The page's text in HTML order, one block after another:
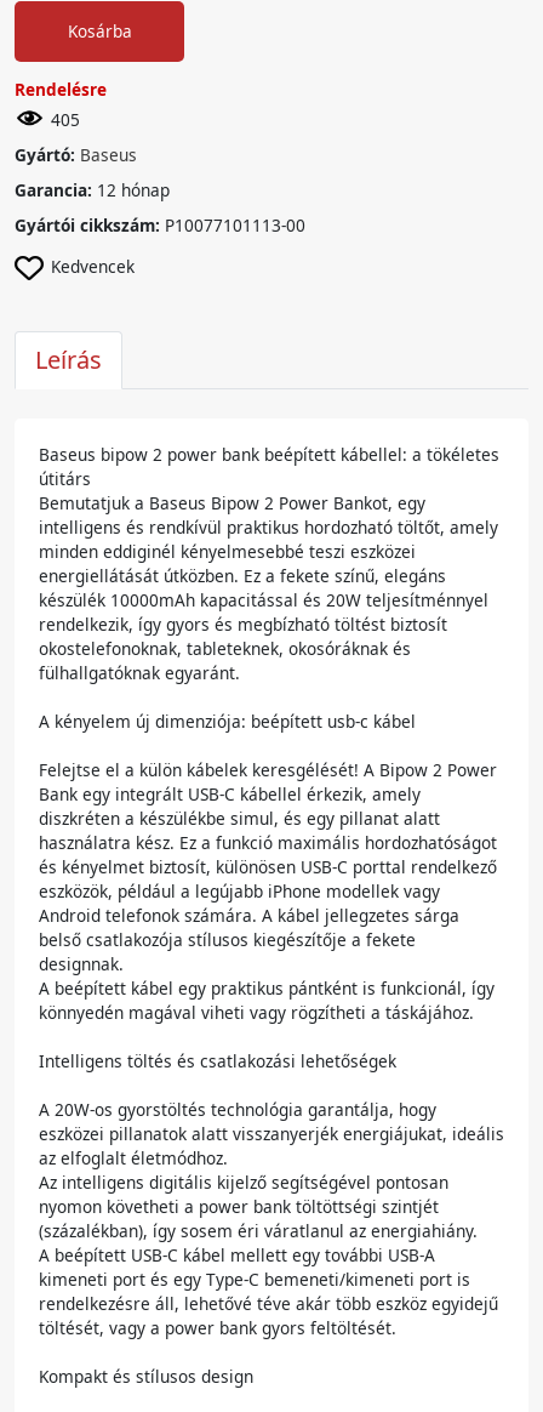
Kosárba
Rendelésre
405
Gyártó: Baseus
Garancia: 12 hónap
Gyártói cikkszám: P10077101113-00
Kedvencek
Leírás
Baseus bipow 2 power bank beépített kábellel: a tökéletes
útitárs
Bemutatjuk a Baseus Bipow 2 Power Bankot, egy
intelligens és rendkívül praktikus hordozható töltőt, amely
minden eddiginél kényelmesebbé teszi eszközei
energiellátását útközben. Ez a fekete színű, elegáns
készülék 10000mAh kapacitással és 20W teljesítménnyel
rendelkezik, így gyors és megbízható töltést biztosít
okostelefonoknak, tableteknek, okosóráknak és
fülhallgatóknak egyaránt.
A kényelem új dimenziója: beépített usb-c kábel
Felejtse el a külön kábelek keresgélését! A Bipow 2 Power
Bank egy integrált USB-C kábellel érkezik, amely
diszkréten a készülékbe simul, és egy pillanat alatt
használatra kész. Ez a funkció maximális hordozhatóságot
és kényelmet biztosít, különösen USB-C porttal rendelkező
eszközök, például a legújabb iPhone modellek vagy
Android telefonok számára. A kábel jellegzetes sárga
belső csatlakozója stílusos kiegészítője a fekete
designnak.
A beépített kábel egy praktikus pántként is funkcionál, így
könnyedén magával viheti vagy rögzítheti a táskájához.
Intelligens töltés és csatlakozási lehetőségek
A 20W-os gyorstöltés technológia garantálja, hogy
eszközei pillanatok alatt visszanyerjék energiájukat, ideális
az elfoglalt életmódhoz.
Az intelligens digitális kijelző segítségével pontosan
nyomon követheti a power bank töltöttségi szintjét
(százalékban), így sosem éri váratlanul az energiahiány.
A beépített USB-C kábel mellett egy további USB-A
kimeneti port és egy Type-C bemeneti/kimeneti port is
rendelkezésre áll, lehetővé téve akár több eszköz egyidejű
töltését, vagy a power bank gyors feltöltését.
Kompakt és stílusos design